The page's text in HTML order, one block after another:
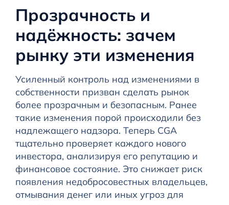
Прозрачность и
надёжность: зачем
рынку эти изменения
Усиленный контроль над изменениями в
собственности призван сделать рынок
более прозрачным и безопасным. Ранее
такие изменения порой происходили без
надлежащего надзора. Теперь CGA
тщательно проверяет каждого нового
инвестора, анализируя его репутацию и
финансовое состояние. Это снижает риск
появления недобросовестных владельцев,
отмывания денег или иных угроз для